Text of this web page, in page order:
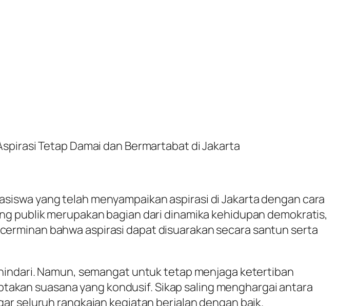
Tetap Damai dan Bermartabat di Jakarta
yang telah menyampaikan aspirasi di Jakarta dengan cara
publik merupakan bagian dari dinamika kehidupan demokratis,
bahwa aspirasi dapat disuarakan secara santun serta
Namun, semangat untuk tetap menjaga ketertiban
suasana yang kondusif. Sikap saling menghargai antara
seluruh rangkaian kegiatan berjalan dengan baik.